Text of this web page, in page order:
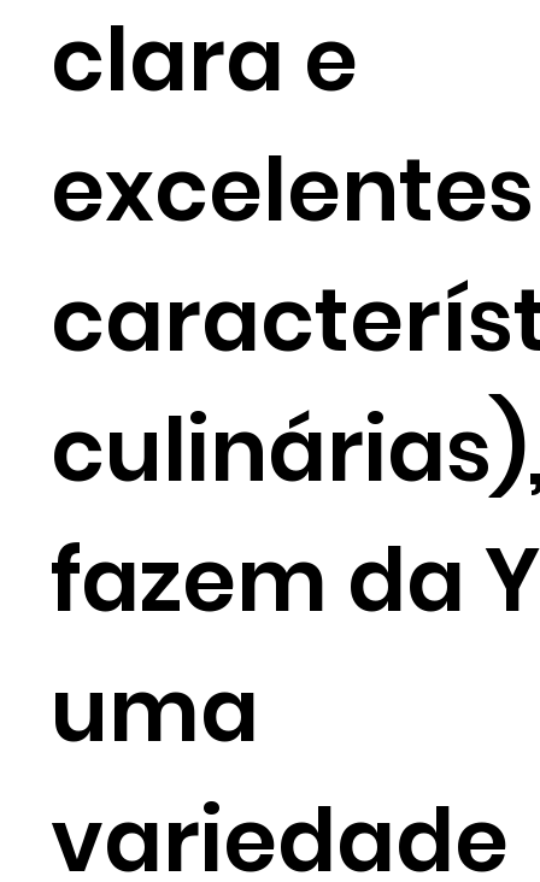
clara e
excelentes
fazem da
uma
variedade